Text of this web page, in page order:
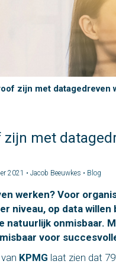
zijn met datagedreven
zijn met
2021 • Jacob Beeuwkes • Blog
werken? Voor
niveau, op data willen
natuurlijk onmisbaar.
voor
KPMG laat zien dat